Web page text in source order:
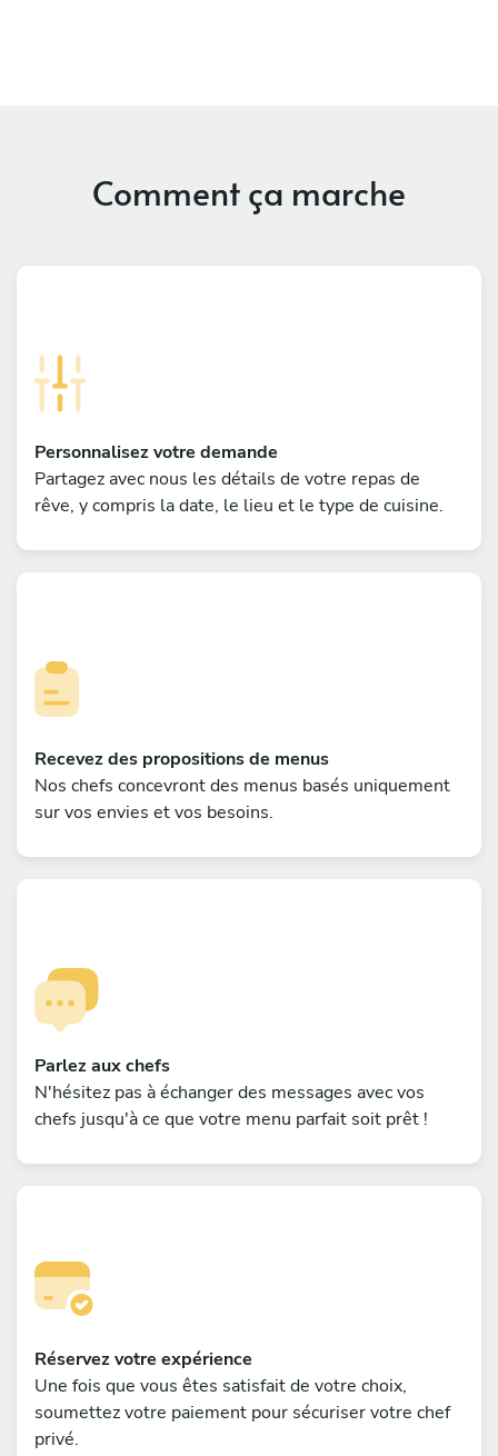
Comment ça marche
Personnalisez votre demande
Partagez avec nous les détails de votre repas de
rêve, y compris la date, le lieu et le type de cuisine.
Recevez des propositions de menus
Nos chefs concevront des menus basés uniquement
sur vos envies et vos besoins.
Parlez aux chefs
N'hésitez pas à échanger des messages avec vos
chefs jusqu'à ce que votre menu parfait soit prêt !
Réservez votre expérience
Une fois que vous êtes satisfait de votre choix,
soumettez votre paiement pour sécuriser votre chef
privé.